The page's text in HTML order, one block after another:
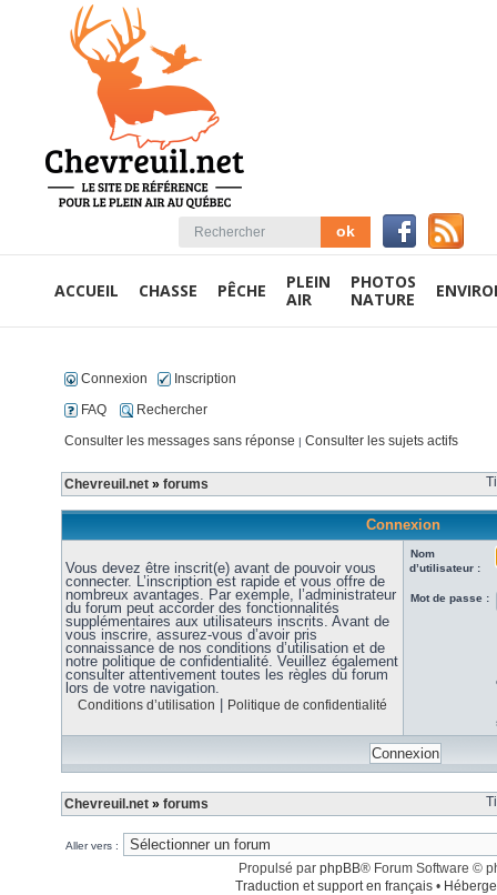
ACCUEIL CHASSE PÊCHE
PLEIN
AIR
PHOTOS
NATURE
Connexion
Inscription
FAQ
Rechercher
Consulter les messages sans réponse | Consulter les sujets actifs
Chevreuil.net » forums
Connexion
Vous devez être inscrit(e) avant de pouvoir vous
connecter. L’inscription est rapide et vous offre de
nombreux avantages. Par exemple, l’administrateur
du forum peut accorder des fonctionnalités
supplémentaires aux utilisateurs inscrits. Avant de
vous inscrire, assurez-vous d’avoir pris
connaissance de nos conditions d’utilisation et de
notre politique de confidentialité. Veuillez également
consulter attentivement toutes les règles du forum
lors de votre navigation.
Conditions d’utilisation Politique de confidentialité
Nom
d’utilisateur :
Mot de passe :
Chevreuil.net » forums
Aller vers :
Propulsé par phpBB® Forum Software ©
Traduction et support en français •